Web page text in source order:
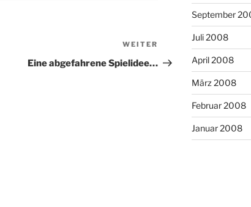
Nächster
Beitrag
WEITER
Eine abgefahrene Spielidee…
September
Juli 2008
April 2008
März 2008
Februar 2008
Januar 2008